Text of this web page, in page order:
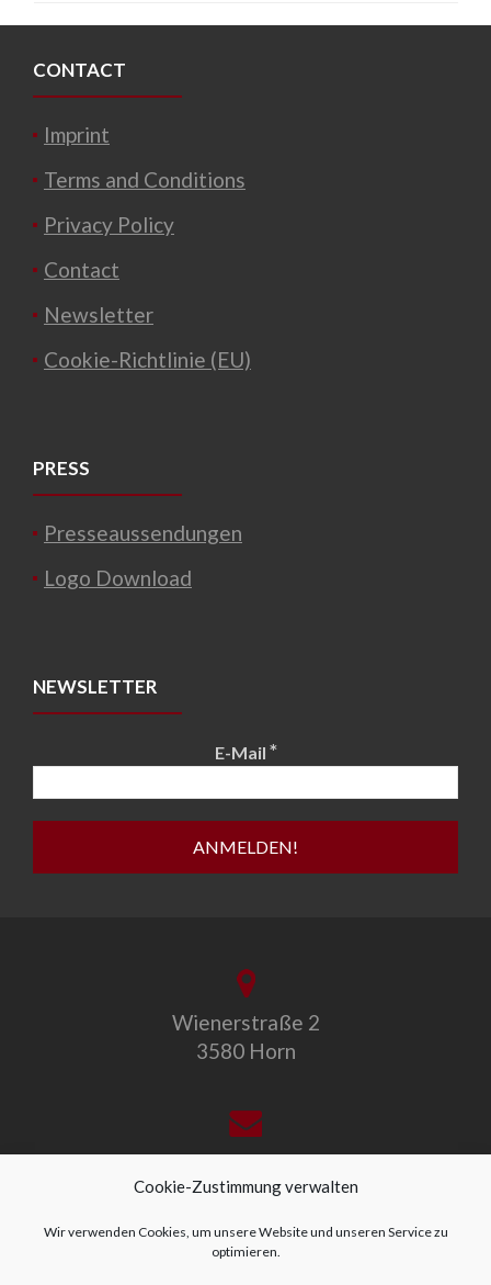
Cookie-Zustimmung verwalten
Wir verwenden Cookies, um unsere Website und unseren Service zu
optimieren.
CONTACT
Imprint
Terms and Conditions
Privacy Policy
Contact
Newsletter
Cookie-Richtlinie (EU)
PRESS
Presseaussendungen
Logo Download
NEWSLETTER
E-Mail *
Wienerstraße 2
3580 Horn
office@allegro-vivo.at